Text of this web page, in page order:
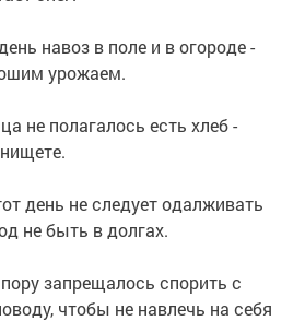
навоз в поле и в огороде -
урожаем.
не полагалось есть хлеб -
день не следует одалживать
не быть в долгах.
запрещалось спорить с
чтобы не навлечь на себя